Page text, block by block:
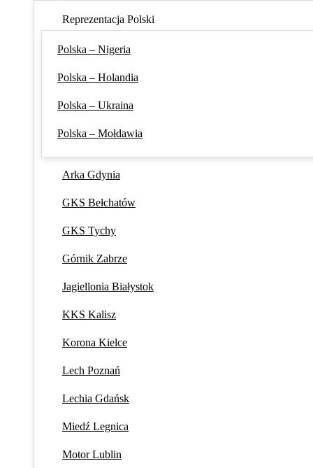
Reprezentacja Polski
Polska – Nigeria
Polska – Holandia
Polska – Ukraina
Polska – Mołdawia
Arka Gdynia
GKS Bełchatów
GKS Tychy
Górnik Zabrze
Jagiellonia Białystok
KKS Kalisz
Korona Kielce
Lech Poznań
Lechia Gdańsk
Miedź Legnica
Motor Lublin